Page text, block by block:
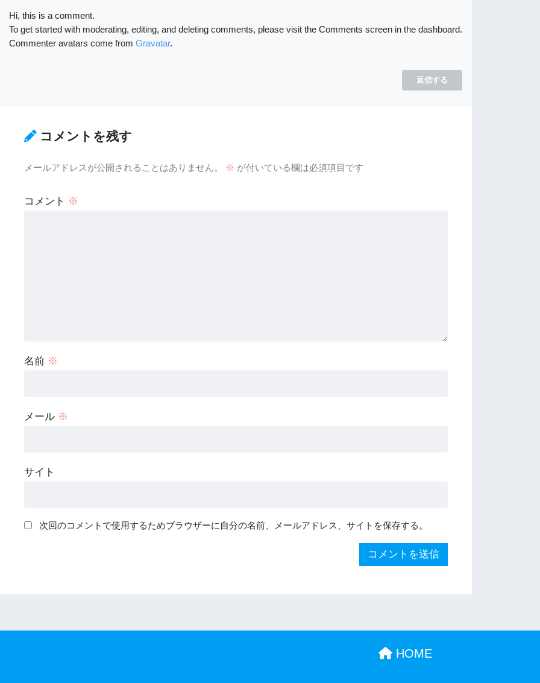
Hi, this is a comment.
To get started with moderating, editing, and deleting comments, please visit the Comments screen in the dashboard.
Commenter avatars come fromGravatar.
返信する
コメントを残す
メールアドレスが公開されることはありません。 ※ が付いている欄は必須項目です
コメント ※
名前 ※
メール ※
サイト
次回のコメントで使用するためブラウザーに自分の名前、メールアドレス、サイトを保存する。
HOME